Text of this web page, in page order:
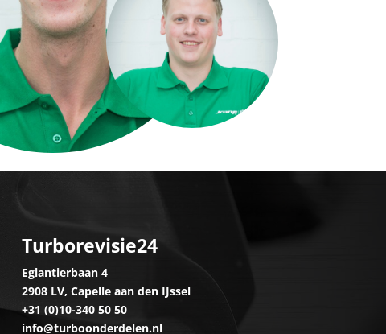
Turborevisie24
Eglantierbaan 4
2908 LV, Capelle aan den IJssel
+31 (0)10-340 50 50
info@turboonderdelen.nl